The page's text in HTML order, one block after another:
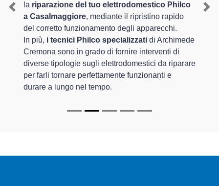
la riparazione del tuo elettrodomestico Philco
a Casalmaggiore, mediante il ripristino rapido
del corretto funzionamento degli apparecchi.
In più, i tecnici Philco specializzati di Archimede
Cremona sono in grado di fornire interventi di
diverse tipologie sugli elettrodomestici da riparare
per farli tornare perfettamente funzionanti e
durare a lungo nel tempo.
Previous